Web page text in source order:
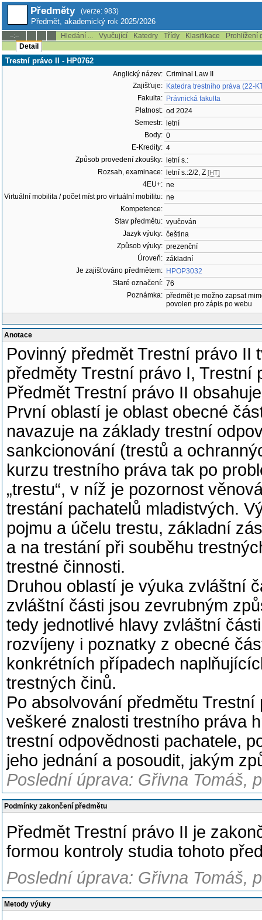
Předměty (verze: 983)
Předmět, akademický rok 2025/2026
--:-- Hledání ... Vyučující Katedry Třídy Klasifikace
Prohlížení
Detail
Trestní právo II - HP0762
Anglický název: Criminal Law II
Zajišťuje: Katedra trestního práva (22-
Fakulta: Právnická fakulta
Platnost: od 2024
Semestr:
letní
Body: 0
E-Kredity: 4
Způsob provedení zkoušky:
letní s.:
Rozsah, examinace:
letní s.:2/2, Z [HT]
4EU+: ne
Virtuální mobilita / počet míst pro virtuální mobilitu: ne
Kompetence:
Stav předmětu: vyučován
Jazyk výuky: čeština
Způsob výuky: prezenční
Úroveň: základní
Je zajišťováno předmětem: HPOP3032
Staré označení: 76
Poznámka: předmět je možno zapsat
povolen pro zápis po webu
Anotace
Povinný předmět Trestní právo II
předměty Trestní právo I, Trestní
Předmět Trestní právo II
První oblastí je oblast obecné
navazuje na základy trestní
sankcionování (trestů a
kurzu trestního práva tak po
„trestu“, v níž je pozornost
trestání pachatelů mladistvých.
pojmu a účelu trestu, základní
a na trestání při souběhu
trestné činnosti.
Druhou oblastí je výuka zvláštní
zvláštní části jsou zevrubným
tedy jednotlivé hlavy zvláštní
rozvíjeny i poznatky z obecné
konkrétních případech
trestných činů.
Po absolvování předmětu
veškeré znalosti trestního práva
trestní odpovědnosti pachatele,
jeho jednání a posoudit, jakým
Poslední úprava: Gřivna Tomáš,
Podmínky zakončení předmětu
Předmět Trestní právo II je
formou kontroly studia tohoto
Poslední úprava: Gřivna Tomáš,
Metody výuky